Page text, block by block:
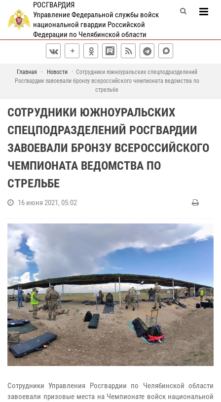
РОСГВАРДИЯ
Управление Федеральной службы войск
национальной гвардии Российской
Федерации по Челябинской области
Главная Новости
Сотрудники южноуральских спецподразделений
Росгвардии завоевали бронзу всероссийского чемпионата ведомства по
стрельбе
СОТРУДНИКИ ЮЖНОУРАЛЬСКИХ
СПЕЦПОДРАЗДЕЛЕНИЙ РОСГВАРДИИ
ЗАВОЕВАЛИ БРОНЗУ ВСЕРОССИЙСКОГО
ЧЕМПИОНАТА ВЕДОМСТВА ПО
СТРЕЛЬБЕ
16 июня 2021, 05:02
Сотрудники Управления Росгвардии по Челябинской области
завоевали призовые места на Чемпионате войск национальной